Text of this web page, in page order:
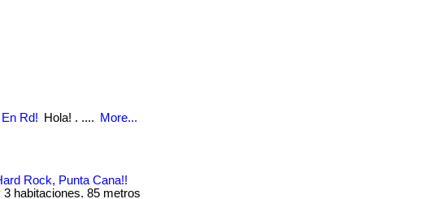
Rd! Hola! . .... More...
Rock, Punta Cana!!
habitaciones. 85 metros